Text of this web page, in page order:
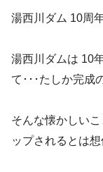
湯西川ダム 10周
湯西川ダムは 10
て･･･たしか完成
そんな懐かしい
ップされるとは